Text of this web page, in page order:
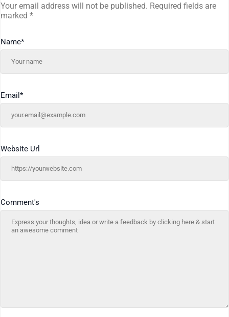
Your email address will not be published. Required fields are
marked *
Comment's
Name*
Email *
Website Url